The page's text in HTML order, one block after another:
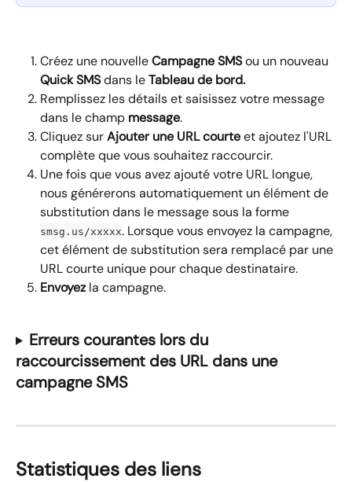
Créez une nouvelle Campagne SMS ou un nouveau
Quick SMS dans le Tableau de bord.
Remplissez les détails et saisissez votre message
dans le champ message.
Cliquez sur Ajouter une URL courte et ajoutez l'URL
complète que vous souhaitez raccourcir.
Une fois que vous avez ajouté votre URL longue,
nous générerons automatiquement un élément de
substitution dans le message sous la forme
smsg.us/xxxxx. Lorsque vous envoyez la campagne,
cet élément de substitution sera remplacé par une
URL courte unique pour chaque destinataire.
Envoyez la campagne.
Erreurs courantes lors du
raccourcissement des URL dans une
campagne SMS
Statistiques des liens